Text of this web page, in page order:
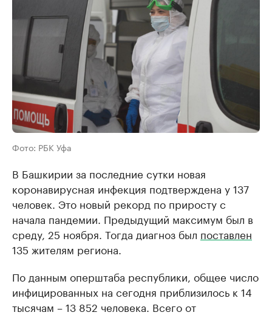
Фото: РБК Уфа
В Башкирии за последние сутки новая
коронавирусная инфекция подтверждена у 137
человек. Это новый рекорд по приросту с
начала пандемии. Предыдущий максимум был в
среду, 25 ноября. Тогда диагноз был поставлен
135 жителям региона.
По данным оперштаба республики, общее число
инфицированных на сегодня приблизилось к 14
тысячам – 13 852 человека. Всего от